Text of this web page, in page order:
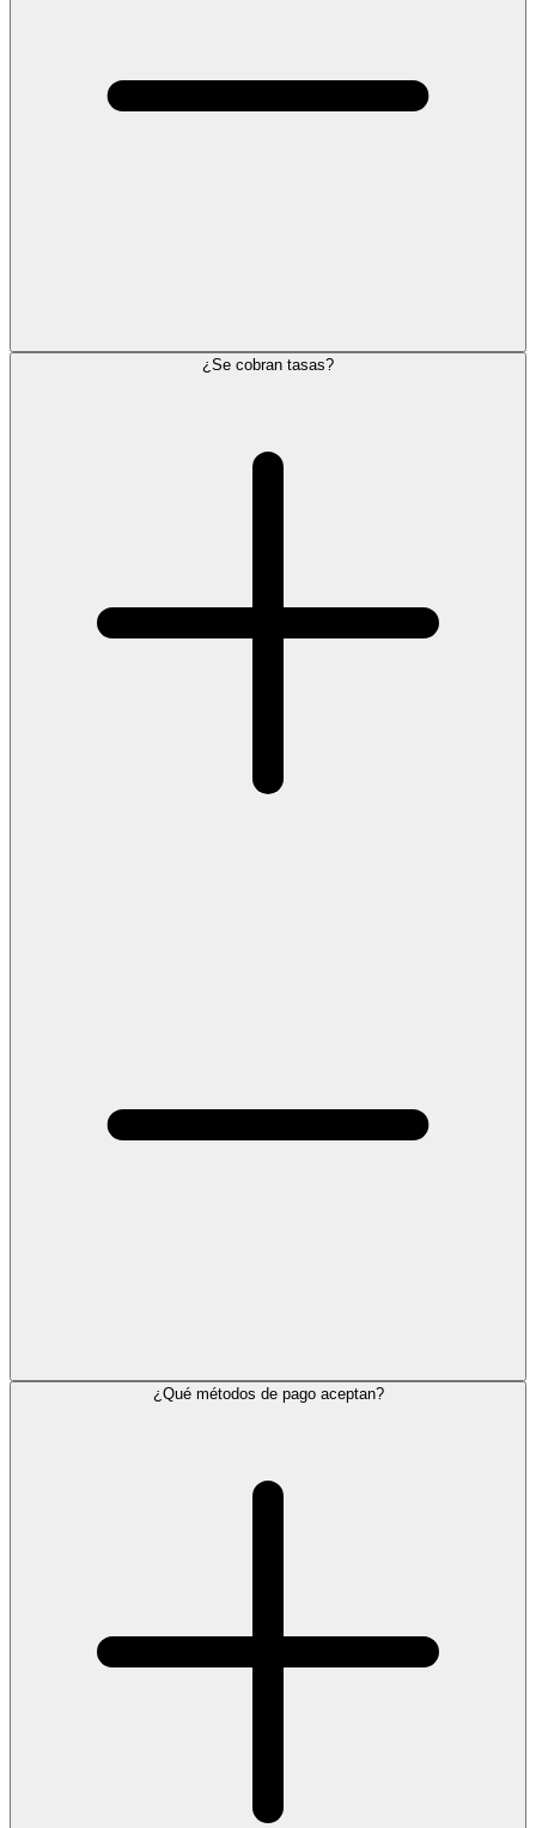
¿Se cobran tasas?
¿Qué métodos de pago aceptan?